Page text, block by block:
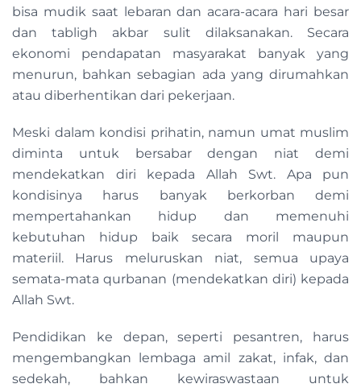
bisa mudik saat lebaran dan acara-acara hari besar
dan tabligh akbar sulit dilaksanakan. Secara
ekonomi pendapatan masyarakat banyak yang
menurun, bahkan sebagian ada yang dirumahkan
atau diberhentikan dari pekerjaan.
Meski dalam kondisi prihatin, namun umat muslim
diminta untuk bersabar dengan niat demi
mendekatkan diri kepada Allah Swt. Apa pun
kondisinya harus banyak berkorban demi
mempertahankan hidup dan memenuhi
kebutuhan hidup baik secara moril maupun
materiil. Harus meluruskan niat, semua upaya
semata-mata qurbanan (mendekatkan diri) kepada
Allah Swt.
Pendidikan ke depan, seperti pesantren, harus
mengembangkan lembaga amil zakat, infak, dan
sedekah, bahkan kewiraswastaan untuk